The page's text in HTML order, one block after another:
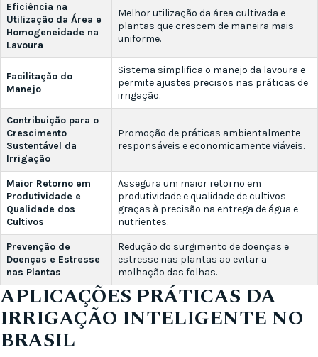
Eficiência na
Utilização da Área e
Homogeneidade na
Lavoura
Melhor utilização da área cultivada e
plantas que crescem de maneira mais
uniforme.
Facilitação do
Manejo
Sistema simplifica o manejo da lavoura e
permite ajustes precisos nas práticas de
irrigação.
Contribuição para o
Crescimento
Sustentável da
Irrigação
Promoção de práticas ambientalmente
responsáveis e economicamente viáveis.
Maior Retorno em
Produtividade e
Qualidade dos
Cultivos
Assegura um maior retorno em
produtividade e qualidade de cultivos
graças à precisão na entrega de água e
nutrientes.
Prevenção de
Doenças e Estresse
nas Plantas
Redução do surgimento de doenças e
estresse nas plantas ao evitar a
molhação das folhas.
APLICAÇÕES PRÁTICAS DA
IRRIGAÇÃO INTELIGENTE NO
BRASIL